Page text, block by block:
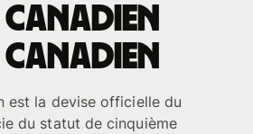
est la devise officielle du
du statut de cinquième